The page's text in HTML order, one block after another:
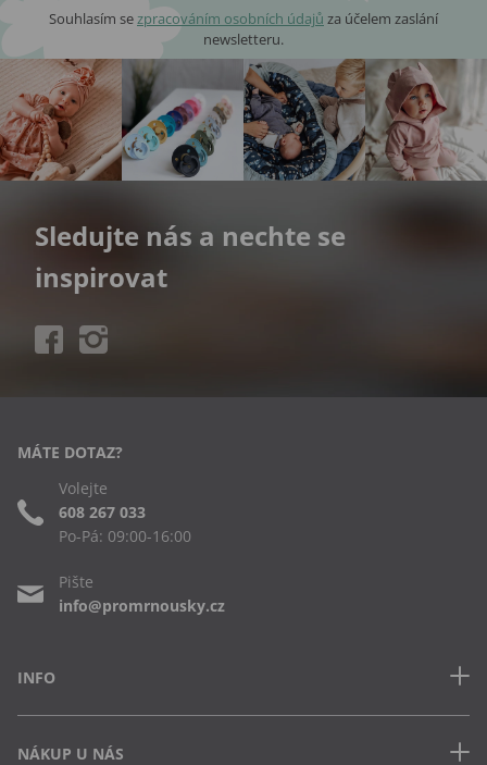
Souhlasím sezpracováním osobních údajů za účelem zaslání
newsletteru.
Sledujte nás a nechte se
inspirovat
INFO
Často kladené dotazy
NÁKUP U NÁS
MÁTE DOTAZ?
Volejte
608 267 033
Po-Pá: 09:00-16:00
Pište
info@promrnousky.cz